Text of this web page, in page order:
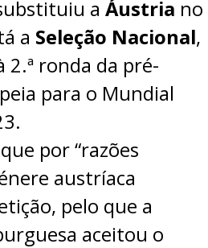
a Áustria no
a Seleção Nacional,
2.ª ronda da pré-
para o Mundial
.
por “razões
austríaca
pelo que a
aceitou o